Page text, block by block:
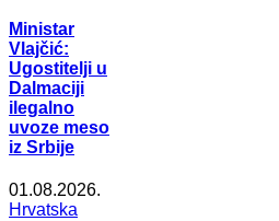
Ministar
Vlajčić:
Ugostitelji u
Dalmaciji
ilegalno
uvoze meso
iz Srbije
01.08.2026.
Hrvatska